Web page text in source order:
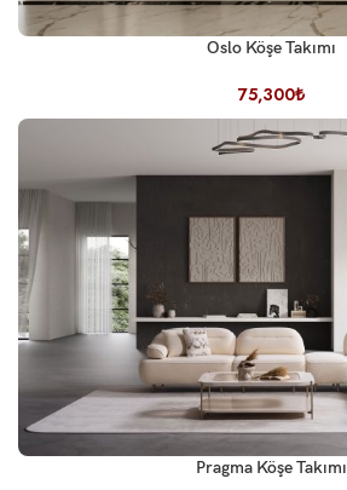
Oslo Köşe Takımı
75,300₺
Pragma Köşe Takımı